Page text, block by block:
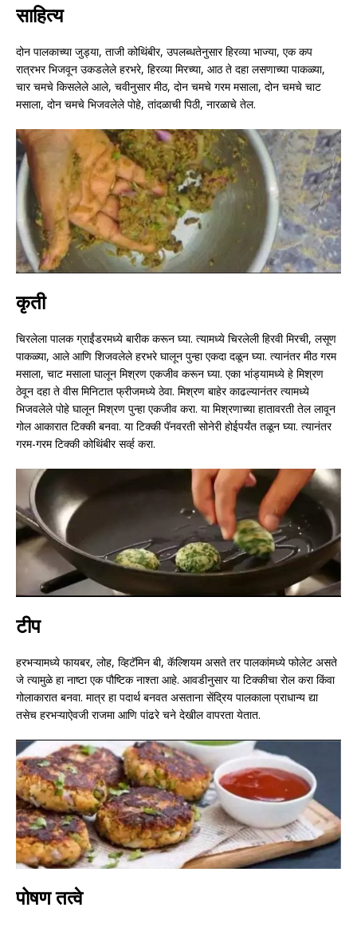
साहित्य
दोन पालकाच्या जुड्या, ताजी कोथिंबीर, उपलब्धतेनुसार हिरव्या भाज्या, एक कप
रात्रभर भिजवून उकडलेले हरभरे, हिरव्या मिरच्या, आठ ते दहा लसणाच्या पाकळ्या,
चार चमचे किसलेले आले, चवीनुसार मीठ, दोन चमचे गरम मसाला, दोन चमचे चाट
मसाला, दोन चमचे भिजवलेले पोहे, तांदळाची पिठी, नारळाचे तेल.
कृती
चिरलेला पालक ग्राईंडरमध्ये बारीक करून घ्या. त्यामध्ये चिरलेली हिरवी मिरची, लसूण
पाकळ्या, आले आणि शिजवलेले हरभरे घालून पुन्हा एकदा दळून घ्या. त्यानंतर मीठ गरम
मसाला, चाट मसाला घालून मिश्रण एकजीव करून घ्या. एका भांड्यामध्ये हे मिश्रण
ठेवून दहा ते वीस मिनिटात फ्रीजमध्ये ठेवा. मिश्रण बाहेर काढल्यानंतर त्यामध्ये
भिजवलेले पोहे घालून मिश्रण पुन्हा एकजीव करा. या मिश्रणाच्या हातावरती तेल लावून
गोल आकारात टिक्की बनवा. या टिक्की पॅनवरती सोनेरी होईपर्यंत तळून घ्या. त्यानंतर
गरम-गरम टिक्की कोथिंबीर सर्व्ह करा.
टीप
हरभऱ्यामध्ये फायबर, लोह, व्हिटॅमिन बी, कॅल्शियम असते तर पालकांमध्ये फोलेट असते
जे त्यामुळे हा नाष्टा एक पौष्टिक नाश्ता आहे. आवडीनुसार या टिक्कीचा रोल करा किंवा
गोलाकारात बनवा. मात्र हा पदार्थ बनवत असताना सेंद्रिय पालकाला प्राधान्य द्या
तसेच हरभऱ्याऐवजी राजमा आणि पांढरे चने देखील वापरता येतात.
पोषण तत्वे